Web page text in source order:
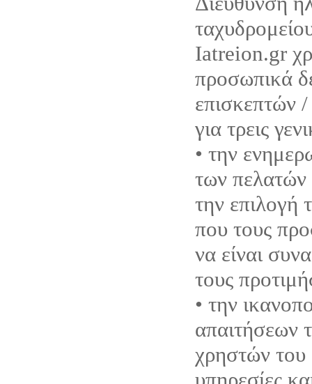
Iatreion.gr
προσωπικά
επισκεπτών
για τρεις
• την
των
την επιλογή
που τους
να είναι
τους
• την
απαιτήσεων
χρηστών του